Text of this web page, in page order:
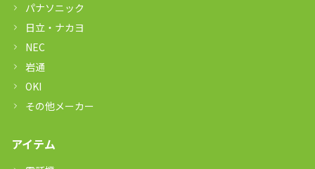
パナソニック
日立・ナカヨ
NEC
岩通
OKI
その他メーカー
アイテム